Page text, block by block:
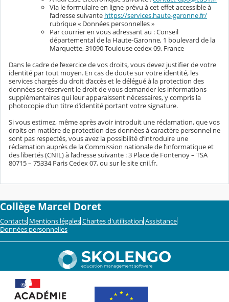
Via le formulaire en ligne prévu à cet effet accessible à
l’adresse suivante https://services.haute-garonne.fr/
rubrique « Données personnelles »
Par courrier en vous adressant au : Conseil
départemental de la Haute-Garonne, 1 boulevard de la
Marquette, 31090 Toulouse cedex 09, France
Dans le cadre de l’exercice de vos droits, vous devez justifier de votre
identité par tout moyen. En cas de doute sur votre identité, les
services chargés du droit d’accès et le délégué à la protection des
données se réservent le droit de vous demander les informations
supplémentaires qui leur apparaissent nécessaires, y compris la
photocopie d’un titre d’identité portant votre signature.
Si vous estimez, même après avoir introduit une réclamation, que vos
droits en matière de protection des données à caractère personnel ne
sont pas respectés, vous avez la possibilité d’introduire une
réclamation auprès de la Commission nationale de l’informatique et
des libertés (CNIL) à l’adresse suivante : 3 Place de Fontenoy – TSA
80715 – 75334 Paris Cedex 07, ou sur le site cnil.fr.
Collège Marcel Doret
Contacts Mentions légales Chartes d'utilisation Assistance
Données personnelles